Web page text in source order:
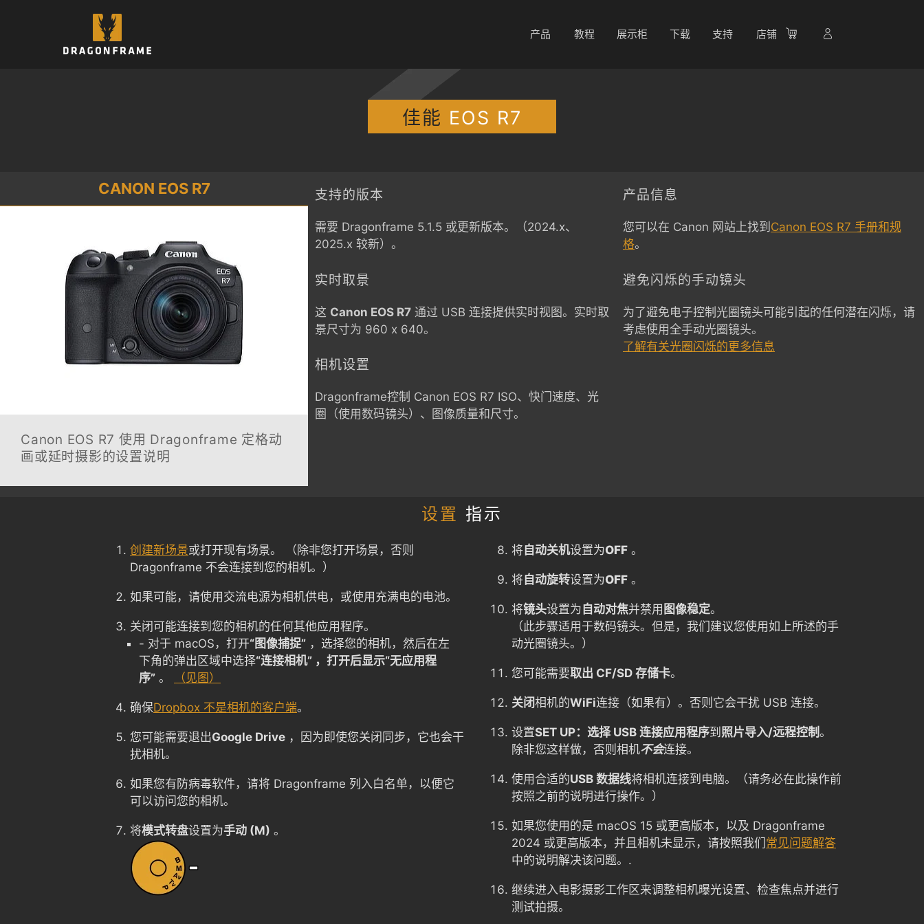
产品 教程 展示柜 下载 支持 店铺
佳能 EOS R7
CANON EOS R7
Canon EOS R7 使用 Dragonframe 定格动
画或延时摄影的设置说明
支持的版本
需要 Dragonframe 5.1.5 或更新版本。（2024.x、
2025.x 较新）。
实时取景
这 Canon EOS R7 通过 USB 连接提供实时视图。实时取
景尺寸为 960 x 640。
相机设置
Dragonframe控制 Canon EOS R7 ISO、快门速度、光
圈（使用数码镜头）、图像质量和尺寸。
产品信息
您可以在 Canon 网站上找到 Canon EOS R7 手册和规
格。
避免闪烁的手动镜头
为了避免电子控制光圈镜头可能引起的任何潜在闪烁，请
考虑使用全手动光圈镜头。
了解有关光圈闪烁的更多信息
设置 指示
创建新场景或打开现有场景。 （除非您打开场景，否则
Dragonframe 不会连接到您的相机。）
如果可能，请使用交流电源为相机供电，或使用充满电的电池。
关闭可能连接到您的相机的任何其他应用程序。
- 对于 macOS，打开“图像捕捉” ，选择您的相机，然后在左
下角的弹出区域中选择“连接相机” ，打开后显示“无应用程
序” 。 （见图）
确保Dropbox 不是相机的客户端。
您可能需要退出Google Drive ，因为即使您关闭同步，它也会干
扰相机。
如果您有防病毒软件，请将 Dragonframe 列入白名单，以便它
可以访问您的相机。
将模式转盘设置为手动 (M) 。
将 自动关机设置为OFF 。
将 自动旋转设置为OFF 。
将镜头设置为 自动对焦并禁用 图像稳定。
（此步骤适用于数码镜头。但是，我们建议您使用如上所述的手
动光圈镜头。）
您可能需要取出 CF/SD 存储卡。
关闭相机的WiFi连接（如果有）。否则它会干扰 USB 连接。
设置SET UP：选择 USB 连接应用程序到 照片导入/远程控制。
除非您这样做，否则相机不会连接。
使用合适的USB 数据线将相机连接到电脑。（请务必在此操作前
按照之前的说明进行操作。）
如果您使用的是 macOS 15 或更高版本，以及 Dragonframe
2024 或更高版本，并且相机未显示，请按照我们 常见问题解答
中的说明解决该问题。.
继续进入电影摄影工作区来调整相机曝光设置、检查焦点并进行
测试拍摄。